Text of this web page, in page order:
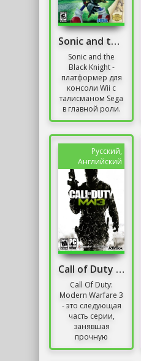
Sonic and the Black Knight
Sonic and the
Black Knight -
платформер для
консоли Wii с
талисманом Sega
в главной роли.
Книга о
позволяет нам
перенестись...
Русский,
Английский
Сall of Duty Modern Warfare 3 Механики
Call Of Duty:
Modern Warfare 3
- это следующая
часть серии,
занявшая
прочную
позицию на